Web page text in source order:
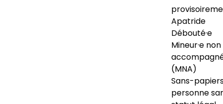
Apatride
Débouté·e
Mineur·e non
(MNA)
Sans-
personne